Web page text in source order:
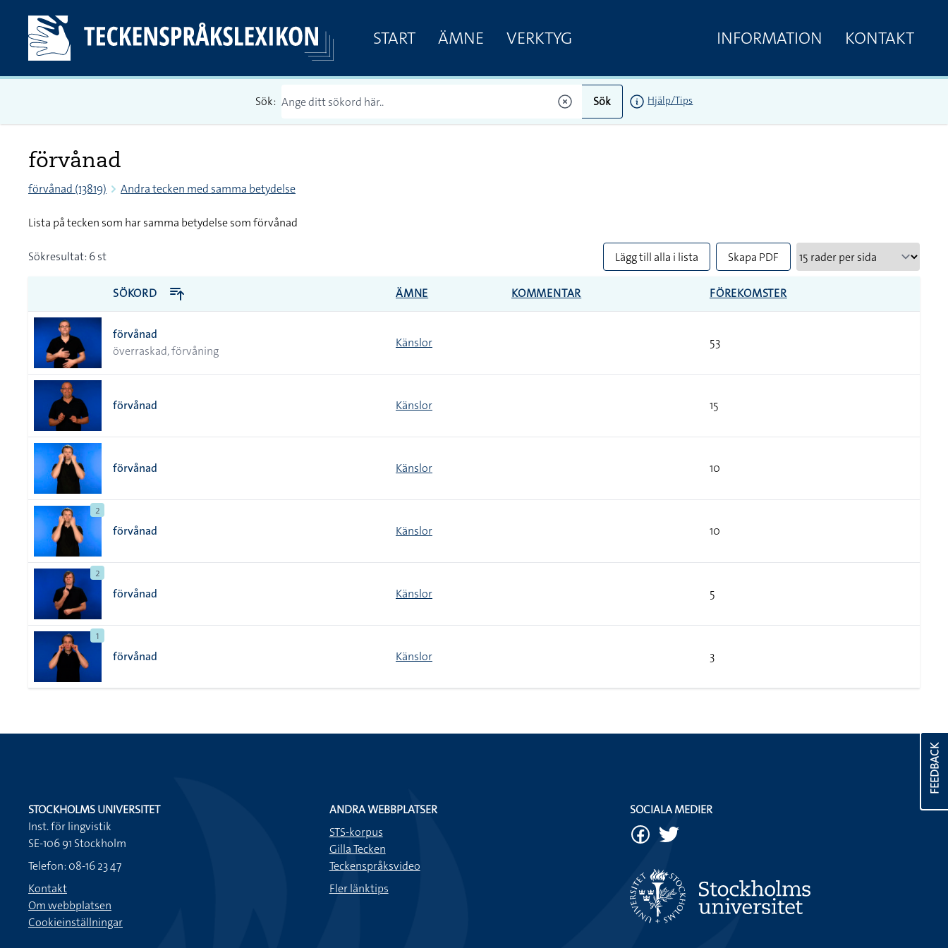
START ÄMNE VERKTYG INFORMATION KONTAKT
Sök: Sök Hjälp/Tips
förvånad
förvånad (13819) Andra tecken med samma betydelse
Lista på tecken som har samma betydelse som förvånad
Sökresultat: 6 st Lägg till alla i lista Skapa PDF
SÖKORD ÄMNE KOMMENTAR FÖREKOMSTER
förvånad
överraskad, förvåning
Känslor 53
förvånad Känslor 15
förvånad Känslor 10
2
förvånad Känslor 10
2
förvånad Känslor 5
1
förvånad Känslor 3
FEEDBACK
STOCKHOLMS UNIVERSITET
Inst. för lingvistik
SE-106 91 Stockholm
Telefon: 08-16 23 47
Kontakt
Om webbplatsen
Cookieinställningar
ANDRA WEBBPLATSER
STS-korpus
Gilla Tecken
Teckenspråksvideo
Fler länktips
SOCIALA MEDIER